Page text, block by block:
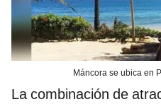
Máncora se ubica en
La combinación de